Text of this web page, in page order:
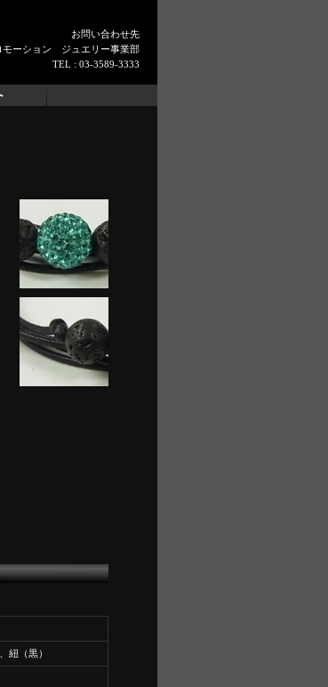
お問い合わせ先
モーション ジュエリー事業部
TEL : 03-3589-3333
紐（黒）